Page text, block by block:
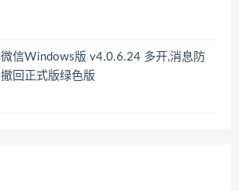
微信Windows版 v4.0.6.24 多开,消息防
撤回正式版绿色版